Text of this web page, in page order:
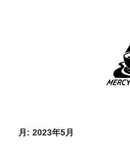
月: 2023年5月